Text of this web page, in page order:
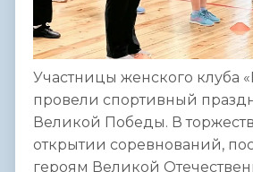
Участницы женского клуба
провели спортивный
Великой Победы. В
открытии соревнований,
героям Великой